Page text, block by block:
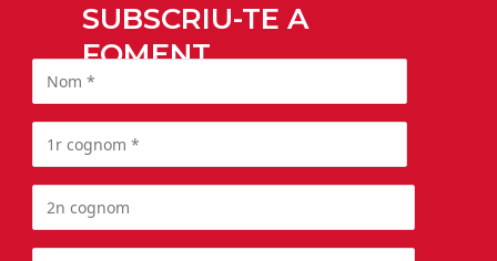
SUBSCRIU-TE A
FOMENT